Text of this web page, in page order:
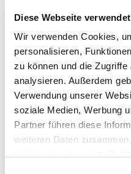
Diese Webseite
Wir verwenden Cookies,
personalisieren,
zu können und die
analysieren. Außerdem
Verwendung unserer
soziale Medien, Werbung
Partner führen diese
weiteren Daten
Donnerstag, 18.
- 19:50 Uhr
Gemeindehaus
Gemeindehaus